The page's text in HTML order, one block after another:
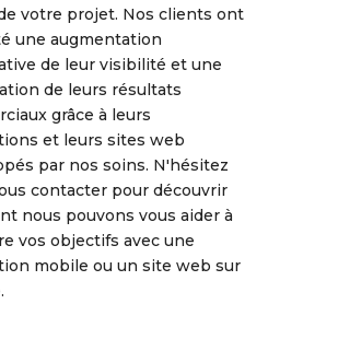
votre projet. Nos clients ont
une augmentation
de leur visibilité et une
de leurs résultats
grâce à leurs
et leurs sites web
par nos soins. N'hésitez
contacter pour découvrir
nous pouvons vous aider à
vos objectifs avec une
mobile ou un site web sur